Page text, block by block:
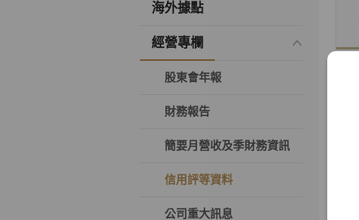
海外據點
經營專欄
股東會年報
財務報告
簡要月營收及季財務資訊
信用評等資料
公司重大訊息